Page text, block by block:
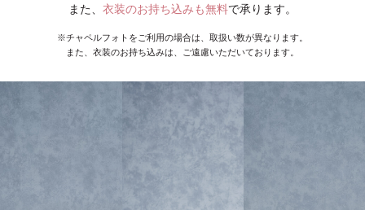
また、 衣装のお持ち込みも無料で承ります。
※チャペルフォトをご利用の場合は、取扱い数が異なります。
また、衣装のお持ち込みは、ご遠慮いただいております。